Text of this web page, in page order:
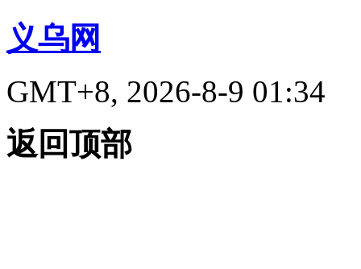
义乌网
GMT+8, 2026-8-9 01:34
返回顶部